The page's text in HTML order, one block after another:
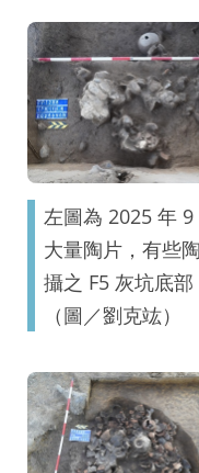
左圖為 2025 年
大量陶片，有些
攝之 F5 灰坑底部
（圖／劉克竑）